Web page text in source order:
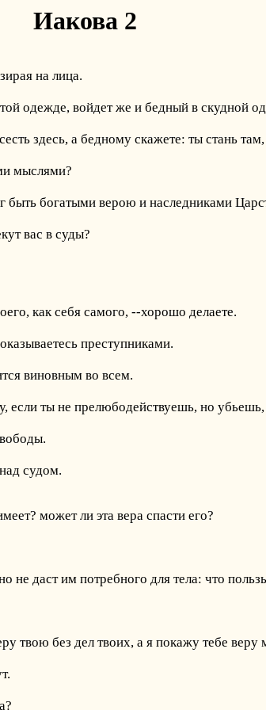
Иакова 2
на лица.
одежде, войдет же и бедный в скудной
здесь, а бедному скажете: ты стань
мыслями?
богатыми верою и наследниками
вас в суды?
как себя самого, --хорошо делаете.
преступниками.
виновным во всем.
ты не прелюбодействуешь, но убьешь,
судом.
может ли эта вера спасти его?
не даст им потребного для тела: что
твою без дел твоих, а я покажу тебе